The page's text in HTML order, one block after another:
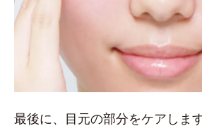
最後に、目元の部分をケアしま